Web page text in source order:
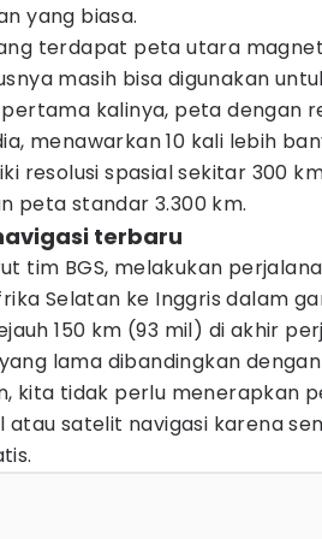
yang biasa.
terdapat peta utara
masih bisa digunakan
kalinya, peta dengan
menawarkan 10 kali lebih
resolusi spasial sekitar 300
peta standar 3.300 km.
terbaru
tim BGS, melakukan
Selatan ke Inggris dalam
150 km (93 mil) di akhir
lama dibandingkan
kita tidak perlu menerapkan
atau satelit navigasi karena